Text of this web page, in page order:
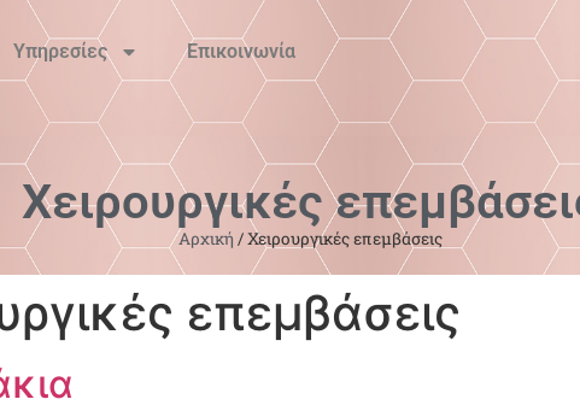
Υπηρεσίες Επικοινωνία
Χειρουργικές
Αρχική /Χειρουργικές επεμβάσεις
επεμβάσεις